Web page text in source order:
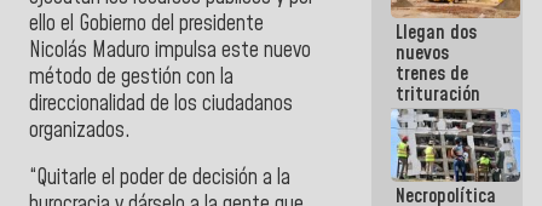
ello el Gobierno del presidente
Nicolás Maduro impulsa este nuevo
método de gestión con la
direccionalidad de los ciudadanos
organizados.
“Quitarle el poder de decisión a la
que haces
es
embarrarla
Llegan dos
nuevos
trenes de
trituración
para
optimizar
manejo de
escombros
en La Guaira
Necropolítica